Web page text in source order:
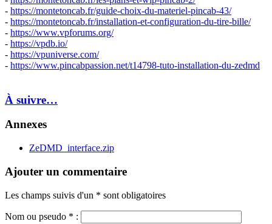
- https://montetoncab.fr/guide-choix-du-materiel-pincab-43/
- https://montetoncab.fr/installation-et-configuration-du-tire-bille/
- https://www.vpforums.org/
- https://vpdb.io/
- https://vpuniverse.com/
- https://www.pincabpassion.net/t14798-tuto-installation-du-zedmd
À suivre…
Annexes
ZeDMD_interface.zip
Ajouter un commentaire
Les champs suivis d'un * sont obligatoires
Nom ou pseudo * :